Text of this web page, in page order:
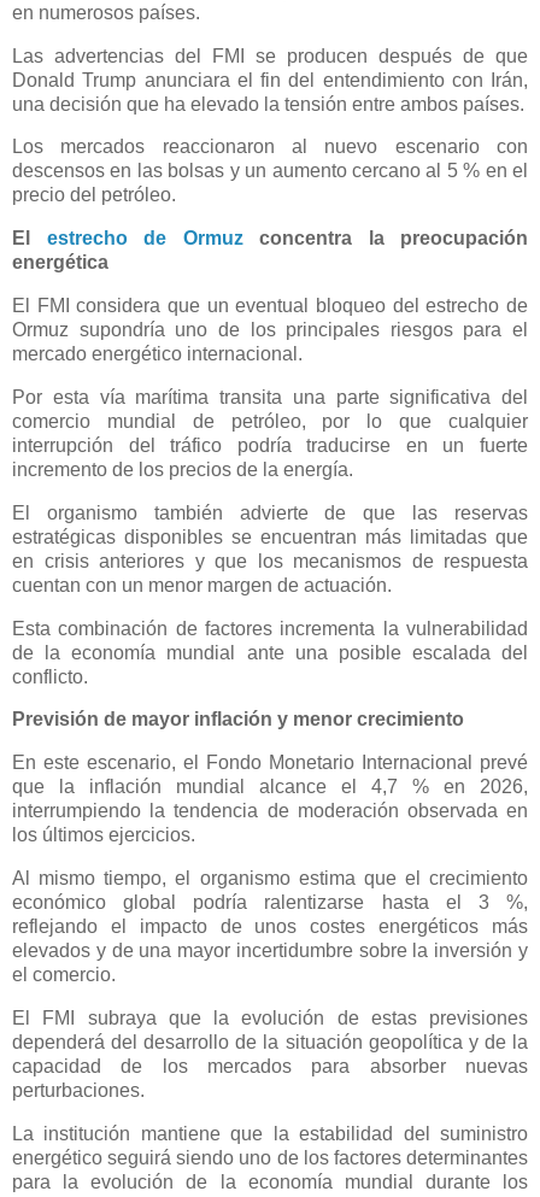
en numerosos países.
Las advertencias del FMI se producen después de que
Donald Trump anunciara el fin del entendimiento con Irán,
una decisión que ha elevado la tensión entre ambos países.
Los mercados reaccionaron al nuevo escenario con
descensos en las bolsas y un aumento cercano al 5 % en el
precio del petróleo.
El estrecho de Ormuzconcentra la preocupación
energética
El FMI considera que un eventual bloqueo del estrecho de
Ormuz supondría uno de los principales riesgos para el
mercado energético internacional.
Por esta vía marítima transita una parte significativa del
comercio mundial de petróleo, por lo que cualquier
interrupción del tráfico podría traducirse en un fuerte
incremento de los precios de la energía.
El organismo también advierte de que las reservas
estratégicas disponibles se encuentran más limitadas que
en crisis anteriores y que los mecanismos de respuesta
cuentan con un menor margen de actuación.
Esta combinación de factores incrementa la vulnerabilidad
de la economía mundial ante una posible escalada del
conflicto.
Previsión de mayor inflación y menor crecimiento
En este escenario, el Fondo Monetario Internacional prevé
que la inflación mundial alcance el 4,7 % en 2026,
interrumpiendo la tendencia de moderación observada en
los últimos ejercicios.
Al mismo tiempo, el organismo estima que el crecimiento
económico global podría ralentizarse hasta el 3 %,
reflejando el impacto de unos costes energéticos más
elevados y de una mayor incertidumbre sobre la inversión y
el comercio.
El FMI subraya que la evolución de estas previsiones
dependerá del desarrollo de la situación geopolítica y de la
capacidad de los mercados para absorber nuevas
perturbaciones.
La institución mantiene que la estabilidad del suministro
energético seguirá siendo uno de los factores determinantes
para la evolución de la economía mundial durante los